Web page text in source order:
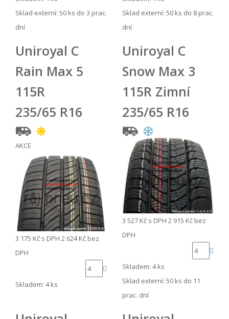
Sklad externí: 50 ks do 3 prac.
dní
Sklad externí: 50 ks do 8 prac.
dní
Uniroyal C
Rain Max 5
115R
235/65 R16
AKCE
3 175 Kč s DPH 2 624 Kč bez
DPH
Skladem: 4 ks
Uniroyal C
Snow Max 3
115R Zimní
235/65 R16
3 527 Kč s DPH 2 915 Kč bez
DPH
Skladem: 4 ks
Sklad externí: 50 ks do 11
prac. dní